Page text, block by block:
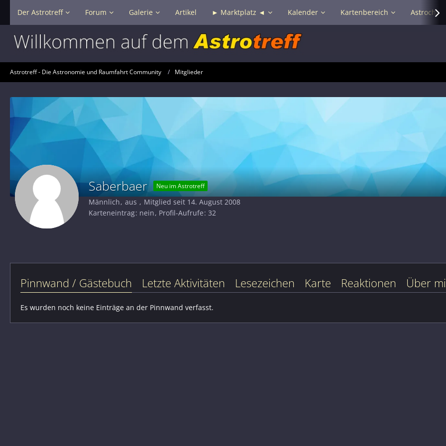
Der Astrotreff Forum Galerie Artikel ► Marktplatz ◄ Kalender Kartenbereich Astrochat
Astrotreff - Die Astronomie und Raumfahrt Community Mitglieder
Saberbaer Neu im Astrotreff
Männlich aus
Mitglied seit 14. August 2008
Karteneintrag nein Profil-Aufrufe 32
Pinnwand / Gästebuch Letzte Aktivitäten Lesezeichen Karte Reaktionen Über
Es wurden noch keine Einträge an der Pinnwand verfasst.